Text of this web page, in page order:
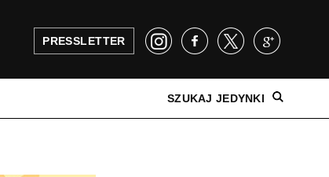
PRESSLETTER
SZUKAJ JEDYNKI